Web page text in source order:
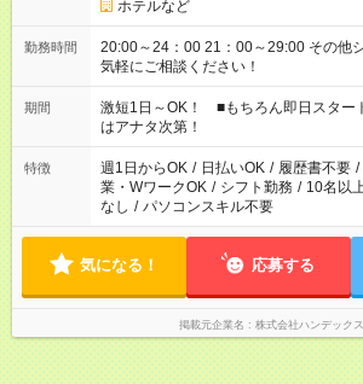
ホテルなど
勤務時間
20:00～24：00 21：00～29:00 その他シフトもございます！ お
気軽にご相談ください！
期間
激短1日～OK！ ■もちろん即日スタ
はアナタ次第！
特徴 週1日からOK / 日払いOK / 履歴書不要 /
業・WワークOK / シフト勤務 / 10名以
なし / パソコンスキル不要
気になる！ 応募する
掲載元企業名 株式会社ハンデックス